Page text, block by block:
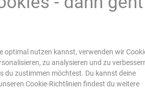
Beschwerden zu beraten.
ermöglichst Yogalehrenden, die
Ayurveda-Psychologie und
% fundiertes Ayurveda-Wissen
optimal nutzen kannst, verwenden wir
zu analysieren und zu
du zustimmen möchtest. Du kannst deine
Cookie-Richtlinien findest du weitere